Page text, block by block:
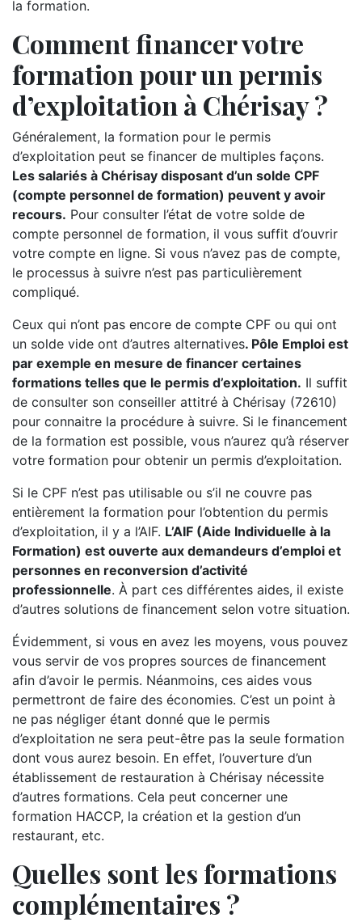
la formation.
Comment financer votre
formation pour un permis
d’exploitation à Chérisay ?
Généralement, la formation pour le permis
d’exploitation peut se financer de multiples façons.
Les salariés à Chérisay disposant d’un solde CPF
(compte personnel de formation) peuvent y avoir
recours. Pour consulter l’état de votre solde de
compte personnel de formation, il vous suffit d’ouvrir
votre compte en ligne. Si vous n’avez pas de compte,
le processus à suivre n’est pas particulièrement
compliqué.
Ceux qui n’ont pas encore de compte CPF ou qui ont
un solde vide ont d’autres alternatives. Pôle Emploi est
par exemple en mesure de financer certaines
formations telles que le permis d’exploitation. Il suffit
de consulter son conseiller attitré à Chérisay (72610)
pour connaitre la procédure à suivre. Si le financement
de la formation est possible, vous n’aurez qu’à réserver
votre formation pour obtenir un permis d’exploitation.
Si le CPF n’est pas utilisable ou s’il ne couvre pas
entièrement la formation pour l’obtention du permis
d’exploitation, il y a l’AIF. L’AIF (Aide Individuelle à la
Formation) est ouverte aux demandeurs d’emploi et
personnes en reconversion d’activité
professionnelle. À part ces différentes aides, il existe
d’autres solutions de financement selon votre situation.
Évidemment, si vous en avez les moyens, vous pouvez
vous servir de vos propres sources de financement
afin d’avoir le permis. Néanmoins, ces aides vous
permettront de faire des économies. C’est un point à
ne pas négliger étant donné que le permis
d’exploitation ne sera peut-être pas la seule formation
dont vous aurez besoin. En effet, l’ouverture d’un
établissement de restauration à Chérisay nécessite
d’autres formations. Cela peut concerner une
formation HACCP, la création et la gestion d’un
restaurant, etc.
Quelles sont les formations
complémentaires ?